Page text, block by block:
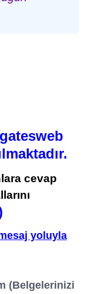
cevap
yoluyla
(Belgelerinizi